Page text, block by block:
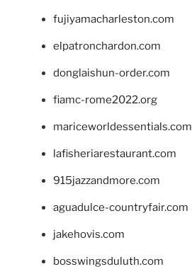
fujiyamacharleston.com
elpatronchardon.com
donglaishun-order.com
fiamc-rome2022.org
mariceworldessentials.com
lafisheriarestaurant.com
915jazzandmore.com
aguadulce-countryfair.com
jakehovis.com
bosswingsduluth.com